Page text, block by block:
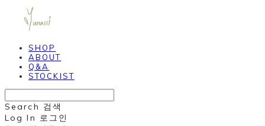
SHOP
ABOUT
Q&A
STOCKIST
Search 검색
Log In 로그인